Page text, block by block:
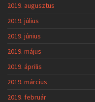
2019. augusztus
2019. július
2019. június
2019. május
2019. április
2019. március
2019. február